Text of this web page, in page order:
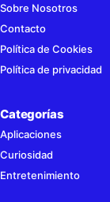
Sobre Nosotros
Contacto
Política de Cookies
Política de privacidad
Categorías
Aplicaciones
Curiosidad
Entretenimiento